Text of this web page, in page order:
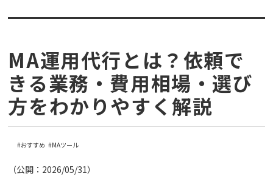
課題別活用シーン
機能
料金・プラン
導入事例
メディア
コラム
MA運用代行とは？依頼で
きる業務・費用相場・選び
方をわかりやすく解説
おすすめ MAツール
（公開：2026/05/31）